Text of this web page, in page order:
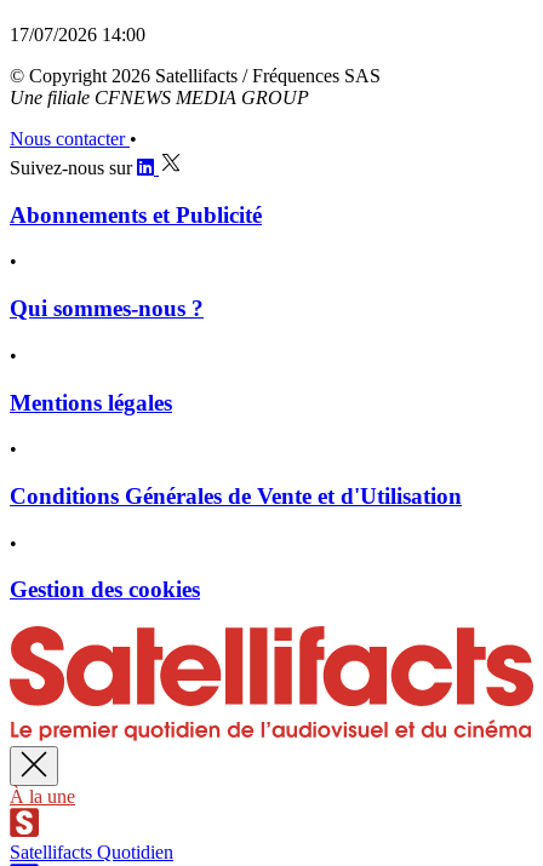
17/07/2026 14:00
© Copyright 2026 Satellifacts / Fréquences SAS
Une filiale CFNEWS MEDIA GROUP
Nous contacter •
Suivez-nous sur
Abonnements et Publicité
•
Qui sommes-nous ?
•
Mentions légales
•
Conditions Générales de Vente et d'Utilisation
•
Gestion des cookies
À la une
Satellifacts Quotidien